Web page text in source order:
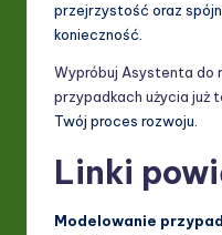
przejrzystość oraz
konieczność.
Wypróbuj Asystenta do
przypadkach użycia już
Twój proces rozwoju.
Linki
Modelowanie